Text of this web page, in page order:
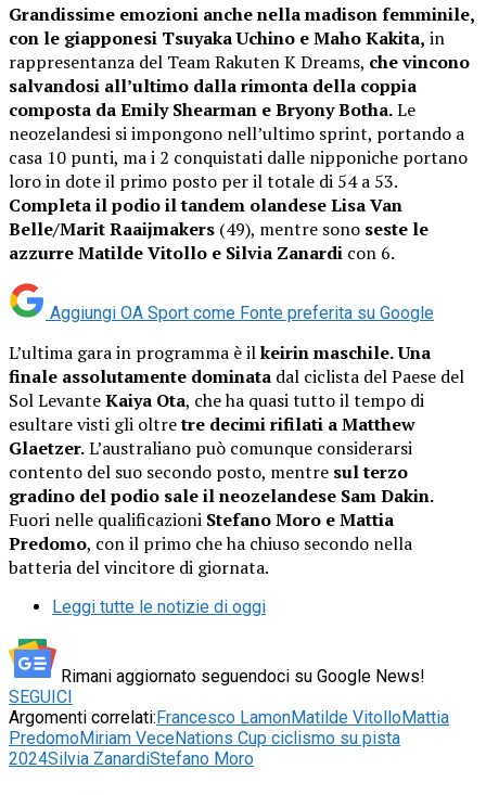
Grandissime emozioni anche nella madison femminile,
con le giapponesi Tsuyaka Uchino e Maho Kakita, in
rappresentanza del Team Rakuten K Dreams, che vincono
salvandosi all’ultimo dalla rimonta della coppia
composta da Emily Shearman e Bryony Botha.Le
neozelandesi si impongono nell’ultimo sprint, portando a
casa 10 punti, ma i 2 conquistati dalle nipponiche portano
loro in dote il primo posto per il totale di 54 a 53.
Completa il podio il tandem olandese Lisa Van
Belle/Marit Raaijmakers (49), mentre sono seste le
azzurre Matilde Vitollo e Silvia Zanardi con 6.
Aggiungi OA Sport come Fonte preferita su Google
L’ultima gara in programma è ilkeirin maschile.Una
finale assolutamente dominata dal ciclista del Paese del
Sol LevanteKaiya Ota, che ha quasi tutto il tempo di
esultare visti gli oltretre decimi rifilati a Matthew
Glaetzer.L’australiano può comunque considerarsi
contento del suo secondo posto, mentre sul terzo
gradino del podio sale il neozelandese Sam Dakin.
Fuori nelle qualificazioni Stefano Moro e Mattia
Predomo, con il primo che ha chiuso secondo nella
batteria del vincitore di giornata.
Leggi tutte le notizie di oggi
Rimani aggiornato seguendoci su Google News!
SEGUICI
Argomenti correlati:Francesco LamonMatilde VitolloMattia
PredomoMiriam VeceNations Cup ciclismo su pista
2024Silvia ZanardiStefano Moro